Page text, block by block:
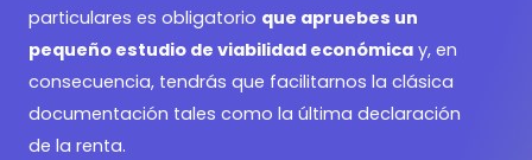
particulares es obligatorio que apruebes un
pequeño estudio de viabilidad económica y, en
consecuencia, tendrás que facilitarnos la clásica
documentación tales como la última declaración
de la renta.